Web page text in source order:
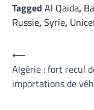
Tagged Al Qaida,
Russie,Syrie,
Navigation
de
l’article
⟵
Algérie : fort recul
importations de